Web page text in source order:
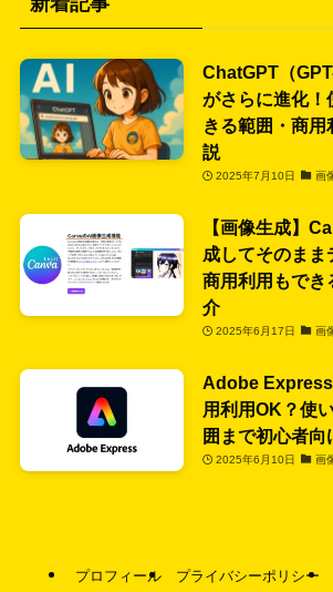
ChatGPT（
がさらに進化！
きる範囲・商
説
2025年7月10日 画
【画像生成】
成してそのまま
商用利用もでき
介
2025年6月17日 画
Adobe
用利用OK？使
囲まで初心者向
2025年6月10日 画
プロフィール プライバシーポリシー